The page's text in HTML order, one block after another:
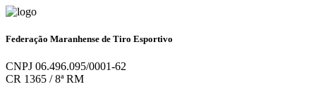
Federação Maranhense de Tiro Esportivo
CNPJ 06.496.095/0001-62
CR 1365 / 8ª RM